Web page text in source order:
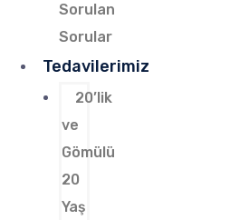
Sorulan
Sorular
Tedavilerimiz
20’lik
ve
Gömülü
20
Yaş